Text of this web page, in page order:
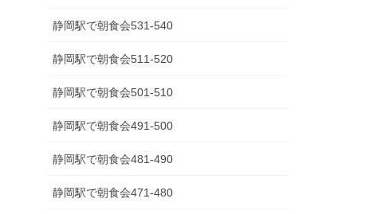
静岡駅で朝食会531-540
静岡駅で朝食会511-520
静岡駅で朝食会501-510
静岡駅で朝食会491-500
静岡駅で朝食会481-490
静岡駅で朝食会471-480